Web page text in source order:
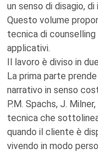
un senso di disagio,
Questo volume
tecnica di
applicativi.
Il lavoro è diviso in
La prima parte
narrativo in senso
P.M. Spachs, J.
tecnica che
quando il cliente è
vivendo in modo